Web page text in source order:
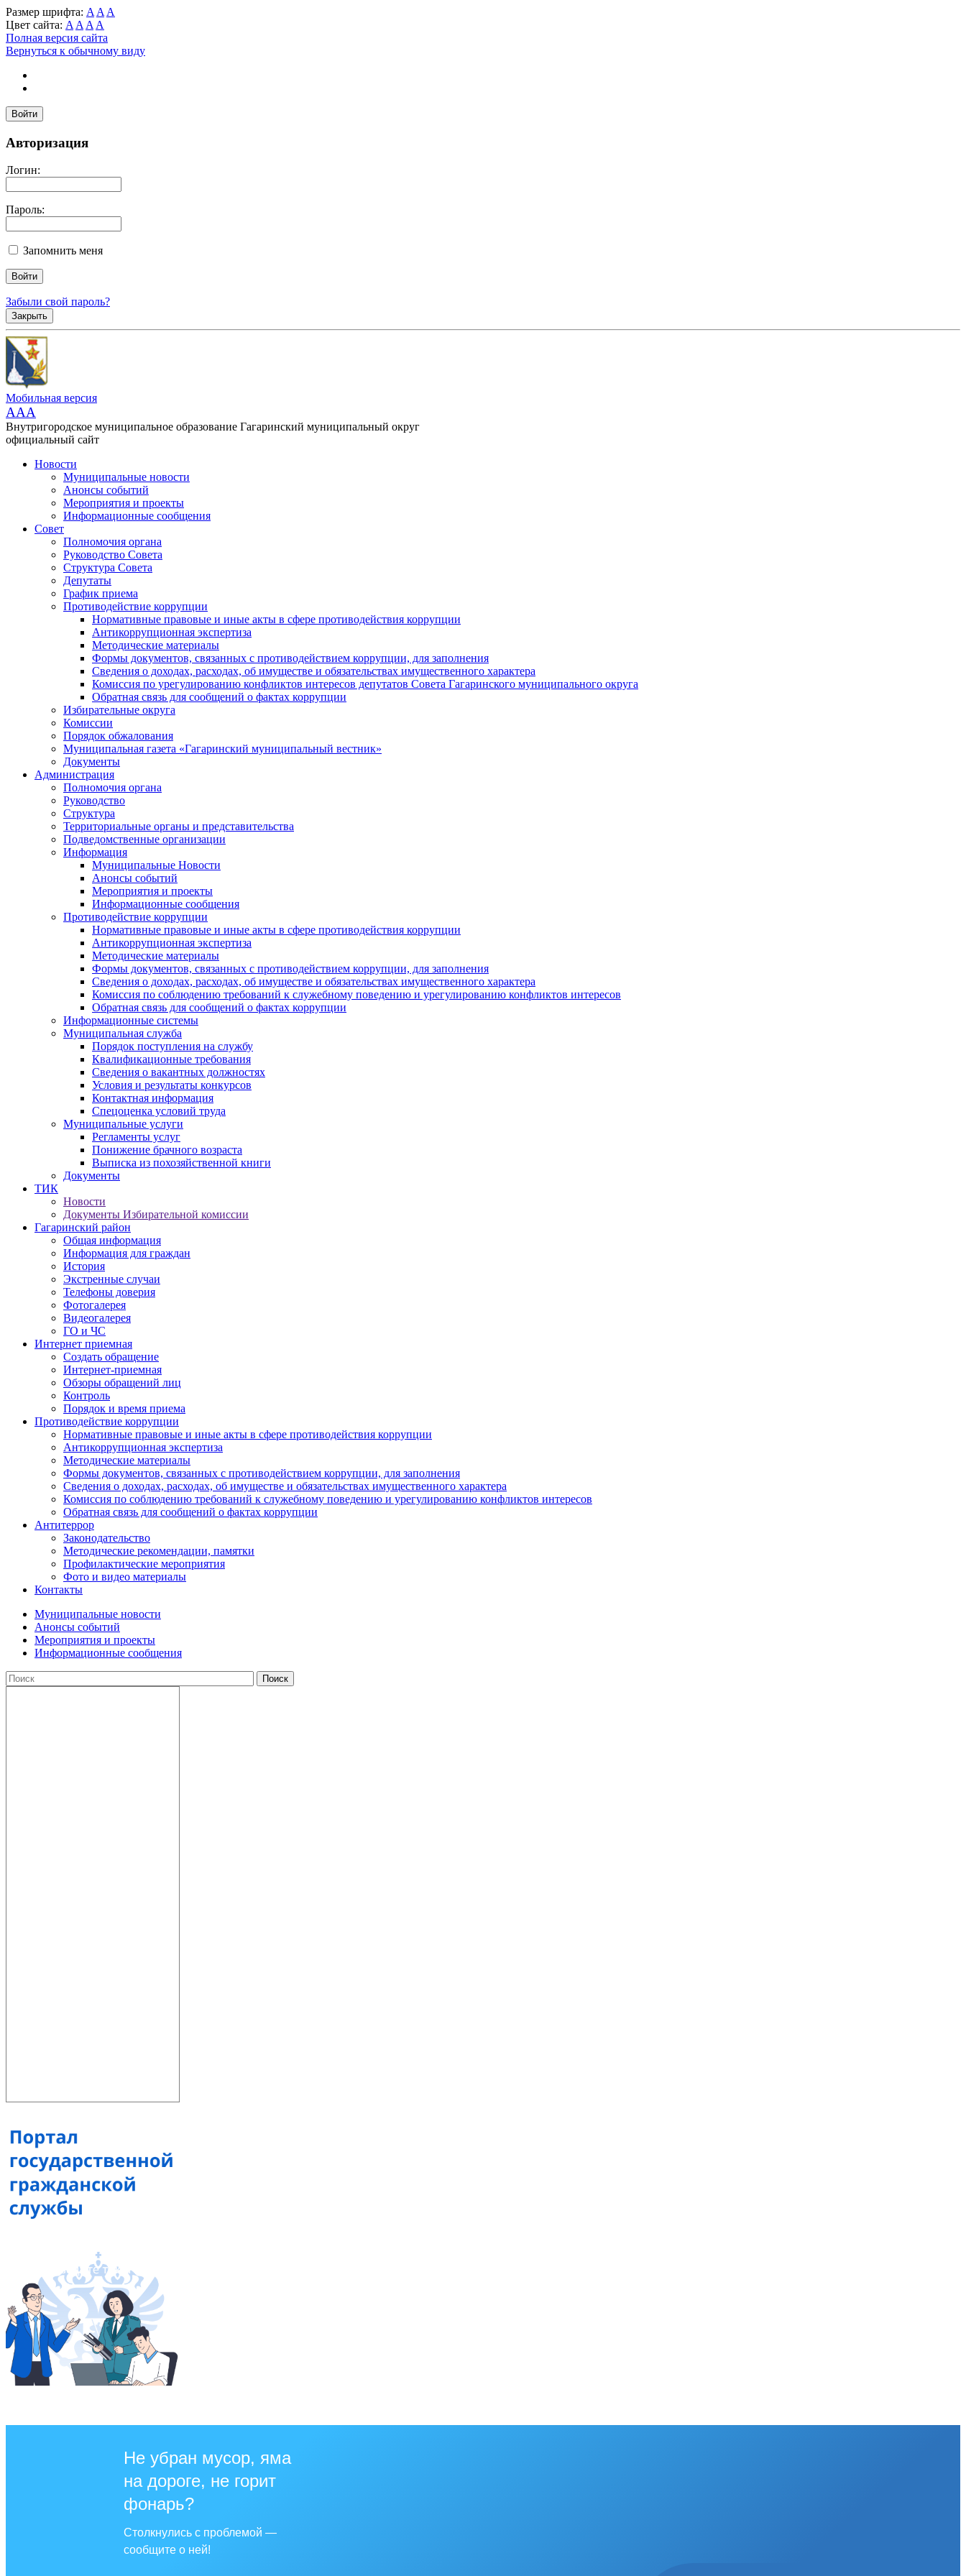
Размер шрифта: A A A
Цвет сайта: A A A A
Полная версия сайта
Вернуться к обычному виду
Войти
Авторизация
Логин:
Пароль:
Запомнить меня
Забыли свой пароль?
Закрыть
Мобильная версия
AAA
Внутригородское муниципальное образование Гагаринский муниципальный округ
официальный сайт
Новости
Муниципальные новости
Анонсы событий
Мероприятия и проекты
Информационные сообщения
Совет
Полномочия органа
Руководство Совета
Структура Совета
Депутаты
График приема
Противодействие коррупции
Нормативные правовые и иные акты в сфере противодействия коррупции
Антикоррупционная экспертиза
Методические материалы
Формы документов, связанных с противодействием коррупции, для заполнения
Сведения о доходах, расходах, об имуществе и обязательствах имущественного характера
Комиссия по урегулированию конфликтов интересов депутатов Совета Гагаринского муниципального округа
Обратная связь для сообщений о фактах коррупции
Избирательные округа
Комиссии
Порядок обжалования
Муниципальная газета «Гагаринский муниципальный вестник»
Документы
Администрация
Полномочия органа
Руководство
Структура
Территориальные органы и представительства
Подведомственные организации
Информация
Муниципальные Новости
Анонсы событий
Мероприятия и проекты
Информационные сообщения
Противодействие коррупции
Нормативные правовые и иные акты в сфере противодействия коррупции
Антикоррупционная экспертиза
Методические материалы
Формы документов, связанных с противодействием коррупции, для заполнения
Сведения о доходах, расходах, об имуществе и обязательствах имущественного характера
Комиссия по соблюдению требований к служебному поведению и урегулированию конфликтов интересов
Обратная связь для сообщений о фактах коррупции
Информационные системы
Муниципальная служба
Порядок поступления на службу
Квалификационные требования
Сведения о вакантных должностях
Условия и результаты конкурсов
Контактная информация
Спецоценка условий труда
Муниципальные услуги
Регламенты услуг
Понижение брачного возраста
Выписка из похозяйственной книги
Документы
ТИК
Новости
Документы Избирательной комиссии
Гагаринский район
Общая информация
Информация для граждан
История
Экстренные случаи
Телефоны доверия
Фотогалерея
Видеогалерея
ГО и ЧС
Интернет приемная
Создать обращение
Интернет-приемная
Обзоры обращений лиц
Контроль
Порядок и время приема
Противодействие коррупции
Нормативные правовые и иные акты в сфере противодействия коррупции
Антикоррупционная экспертиза
Методические материалы
Формы документов, связанных с противодействием коррупции, для заполнения
Сведения о доходах, расходах, об имуществе и обязательствах имущественного характера
Комиссия по соблюдению требований к служебному поведению и урегулированию конфликтов интересов
Обратная связь для сообщений о фактах коррупции
Антитеррор
Законодательство
Методические рекомендации, памятки
Профилактические мероприятия
Фото и видео материалы
Контакты
Муниципальные новости
Анонсы событий
Мероприятия и проекты
Информационные сообщения
Не убран мусор, яма
на дороге, не горит
фонарь?
Столкнулись с проблемой —
сообщите о ней!